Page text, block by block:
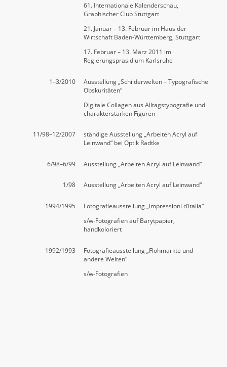
61. Internationale Kalenderschau,
Graphischer Club Stuttgart
21. Januar – 13. Februar im Haus der
Wirtschaft Baden-Württemberg, Stuttgart
17. Februar – 13. März 2011 im
Regierungspräsidium Karlsruhe
1–3/2010
Ausstellung „Schilderwelten – Typografische
Obskuritäten“
Digitale Collagen aus Alltagstypografie und
charakterstarken Figuren
11/98–12/2007
ständige Ausstellung „Arbeiten Acryl auf
Leinwand“ bei Optik Radtke
6/98–6/99 Ausstellung „Arbeiten Acryl auf Leinwand“
1/98 Ausstellung „Arbeiten Acryl auf Leinwand“
1994/1995
Fotografieausstellung „impressioni d’italia“
s/w-Fotografien auf Barytpapier,
handkoloriert
1992/1993
Fotografieausstellung „Flohmärkte und
andere Welten“
s/w-Fotografien